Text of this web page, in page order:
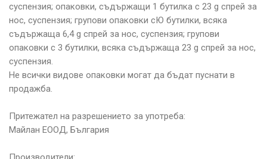
суспензия; опаковки, съдържащи 1 бутилка с 23 g спрей за
нос, суспензия; групови опаковки сЮ бутилки, всяка
съдържаща 6,4 g спрей за нос, суспензия; групови
опаковки с 3 бутилки, всяка съдържаща 23 g спрей за нос,
суспензия.
Не всички видове опаковки могат да бъдат пуснати в
продажба.
Притежател на разрешението за употреба:
Майлан ЕООД, България